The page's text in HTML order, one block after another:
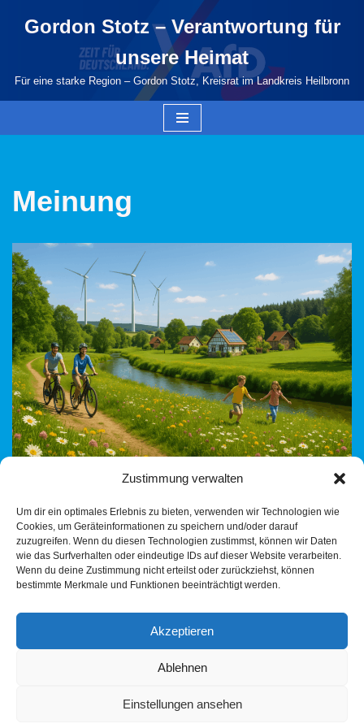
Zustimmung verwalten
Um dir ein optimales Erlebnis zu bieten, verwenden wir Technologien wie
Cookies, um Geräteinformationen zu speichern und/oder darauf
zuzugreifen. Wenn du diesen Technologien zustimmst, können wir Daten
wie das Surfverhalten oder eindeutige IDs auf dieser Website verarbeiten.
Wenn du deine Zustimmung nicht erteilst oder zurückziehst, können
bestimmte Merkmale und Funktionen beeinträchtigt werden.
Akzeptieren
Ablehnen
Einstellungen ansehen
springen
Gordon Stotz – Verantwortung für
unsere Heimat
Für eine starke Region – Gordon Stotz, Kreisrat im Landkreis Heilbronn
Meinung
absichtlich zerstören?Einfach so? Aus Bosheit? Aus Lust an der
Zerstörung? Was für ein grotesker Bullshit.…Weiterlesen »